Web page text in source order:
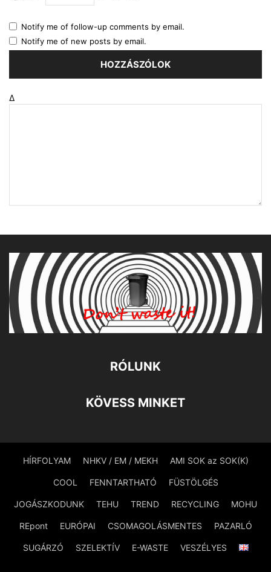
Notify me of follow-up comments by email.
Notify me of new posts by email.
Δ
RÓLUNK
KÖVESS MINKET
HÍRFOLYAM NHKV / EM / MEKH AMI SOK az SOK(K)
COOL FENNTARTHATÓ FÜSTÖLGÉS
JOGÁSZKODUNK TEHU TREND RECYCLING MOHU
REpont EURÓPAI CSOMAGOLÁSMENTES PAZARLÓ
SUGÁRZÓ SZELEKTÍV E-WASTE VESZÉLYES